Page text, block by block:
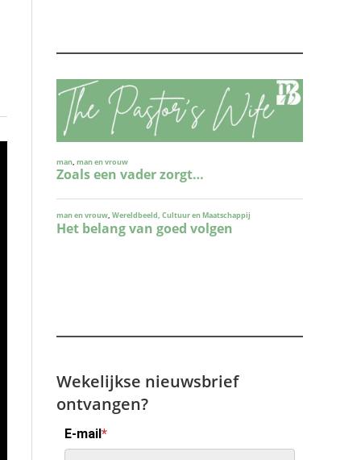
Wekelijkse nieuwsbrief
ontvangen?